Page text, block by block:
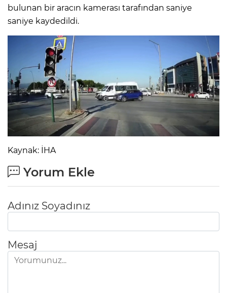
bulunan bir aracın kamerası tarafından saniye
saniye kaydedildi.
Kaynak: İHA
Yorum Ekle
Adınız Soyadınız
Mesaj